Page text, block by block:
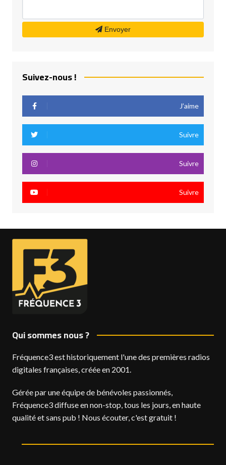
Envoyer
Suivez-nous !
J’aime
Suivre
Suivre
Suivre
Qui sommes nous ?
Fréquence3 est historiquement l'une des premières radios
digitales françaises, créée en 2001.
Gérée par une équipe de bénévoles passionnés,
Fréquence3 diffuse en non-stop, tous les jours, en haute
qualité et sans pub ! Nous écouter, c'est gratuit !